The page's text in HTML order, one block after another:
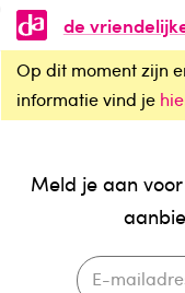
de
Op dit moment zijn
informatie vind je
Meld je aan